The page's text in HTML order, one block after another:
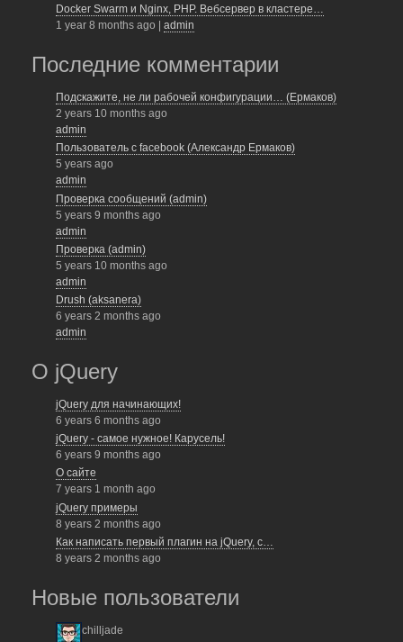
Docker Swarm и Nginx, PHP. Вебсервер в кластере…
1 year 8 months ago
admin
Последние комментарии
Подскажите, не ли рабочей конфигурации… (Ермаков)
2 years 10 months ago
admin
Пользователь с facebook (Александр Ермаков)
5 years ago
admin
Проверка сообщений (admin)
5 years 9 months ago
admin
Проверка (admin)
5 years 10 months ago
admin
Drush (aksanera)
6 years 2 months ago
admin
О jQuery
jQuery для начинающих!
6 years 6 months ago
jQuery - самое нужное! Карусель!
6 years 9 months ago
О сайте
7 years 1 month ago
jQuery примеры
8 years 2 months ago
Как написать первый плагин на jQuery, с…
8 years 2 months ago
Новые пользователи
chilljade